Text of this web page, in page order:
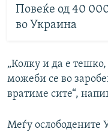
Повеќе од 40
во Украина
„Колку и да е
можеби се во
вратиме сите“,
Меѓу